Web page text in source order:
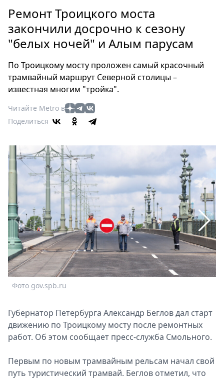
Россия
Мир
Здоровье
Туризм
Мода
Кино
Афиша
Выставки
Пресс-
релизы
О
Metro
Стримы
Спецпроекты
Звезды
Выборы
2026
Скачай
Ремонт Троицкого моста
закончили досрочно к сезону
"белых ночей" и Алым парусам
По Троицкому мосту проложен самый красочный
трамвайный маршрут Северной столицы –
известная многим "тройка".
Читайте Metro в
Поделиться
Фото gov.spb.ru
Губернатор Петербурга Александр Беглов дал старт
движению по Троицкому мосту после ремонтных
работ. Об этом сообщает пресс-служба Смольного.
Первым по новым трамвайным рельсам начал свой
путь туристический трамвай. Беглов отметил, что